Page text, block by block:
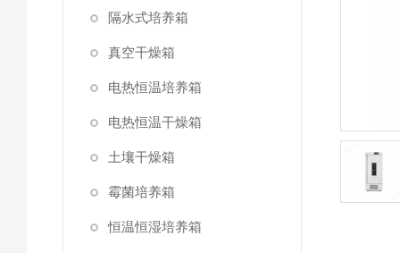
隔水式培养箱
真空干燥箱
电热恒温培养箱
电热恒温干燥箱
土壤干燥箱
霉菌培养箱
恒温恒湿培养箱